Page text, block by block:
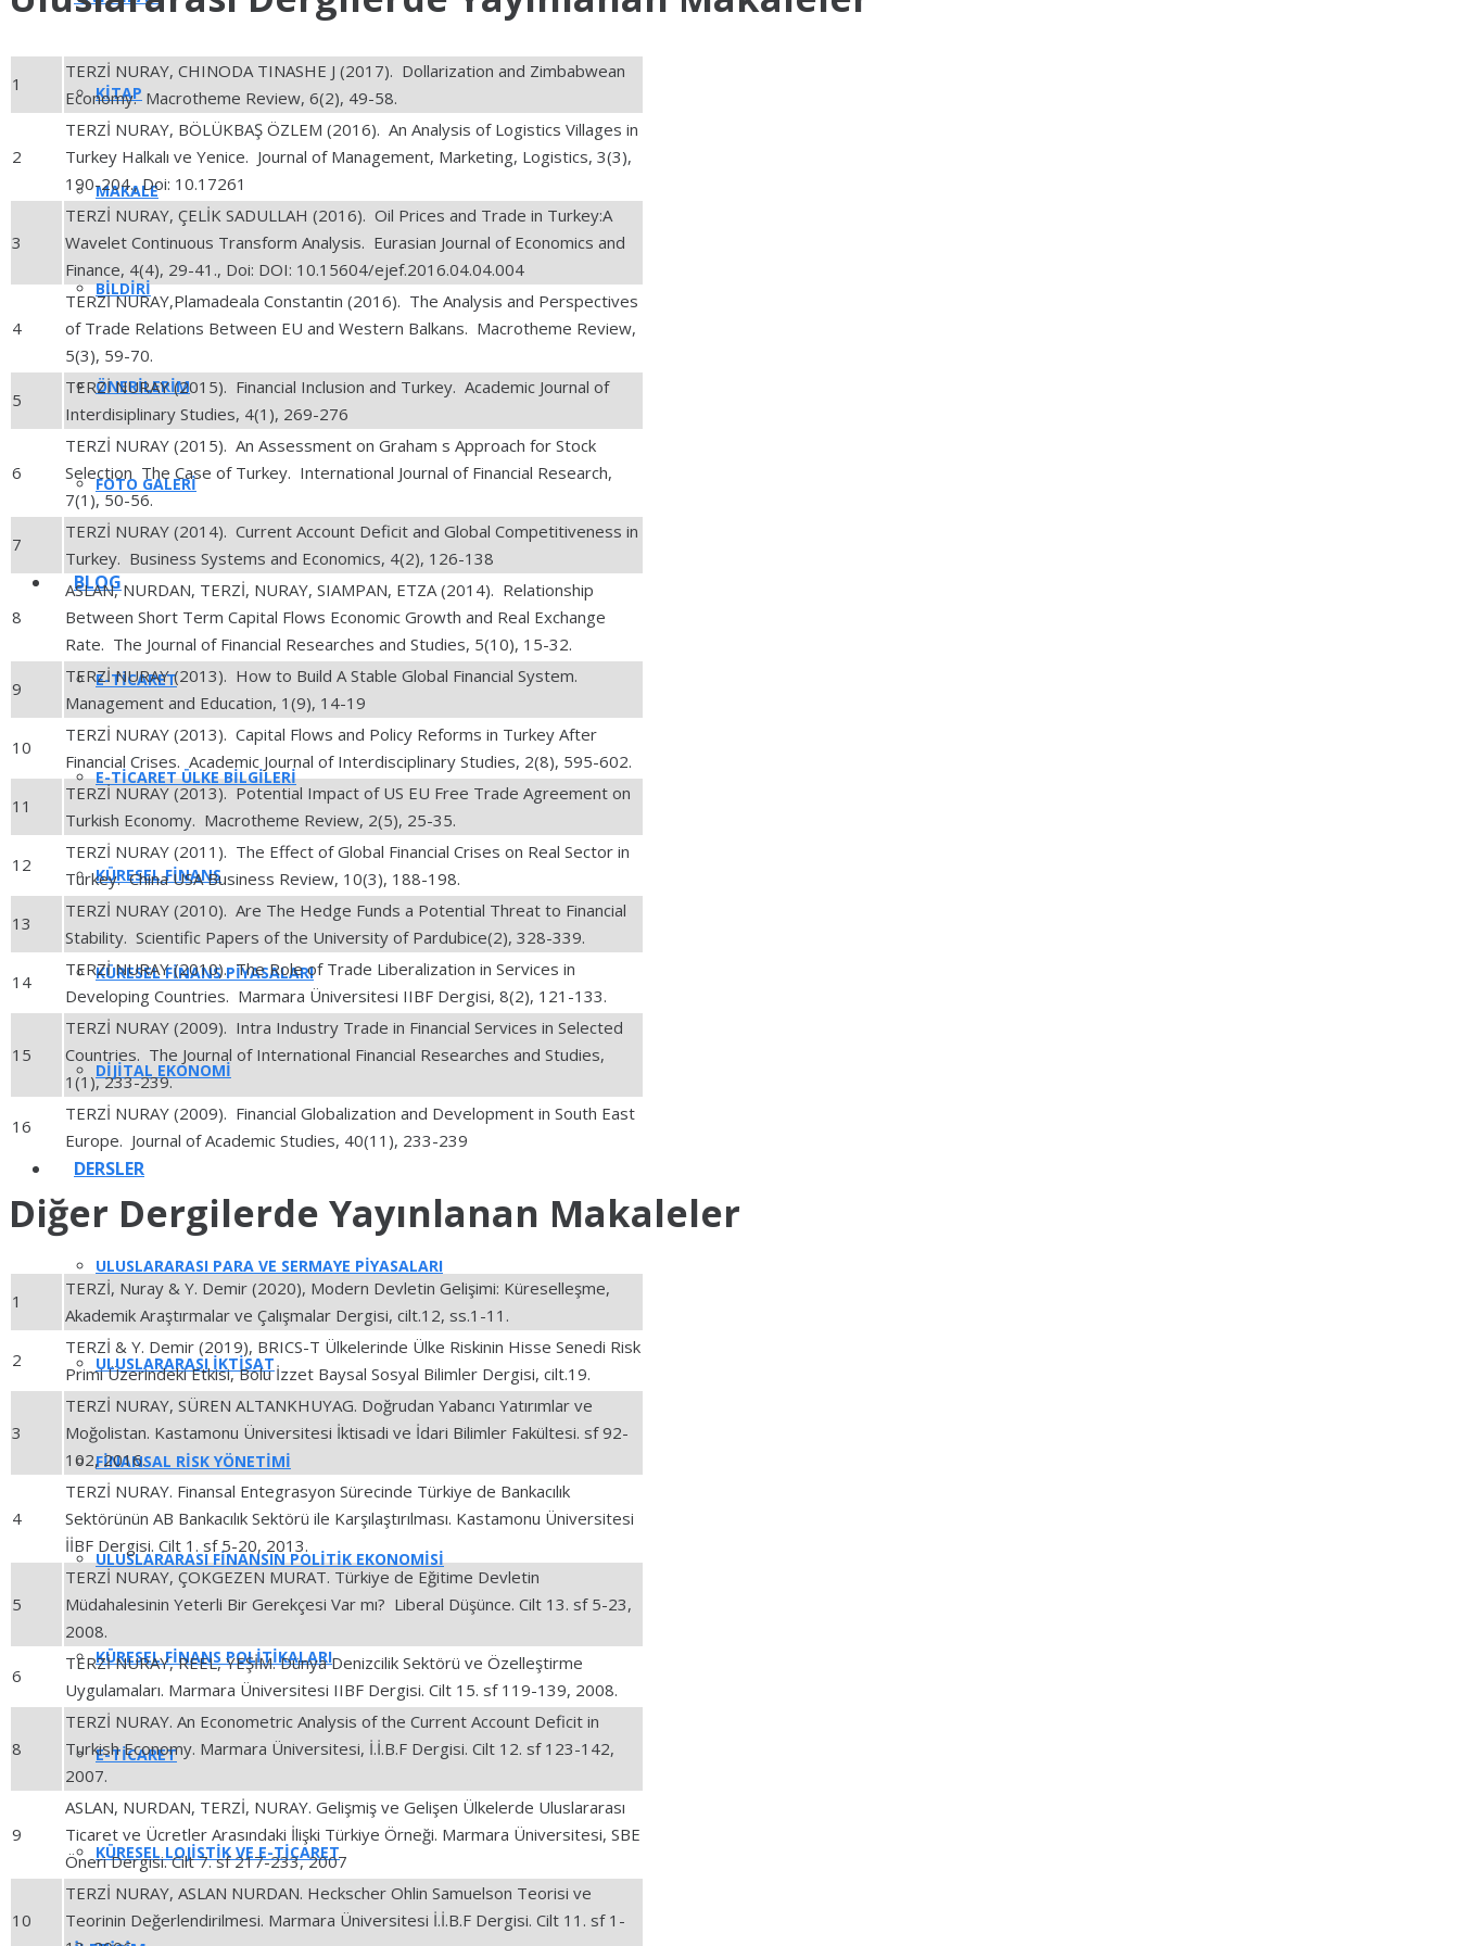
KITAP
MAKALE
BILDIRI
ÖNERILERIM
FOTO GALERI
BLOG
E-TICARET
E-TICARET ÜLKE BILGILERI
KÜRESEL FINANS
KÜRESEL FINANS PIYASALARI
DIJITAL EKONOMI
DERSLER
ULUSLARARASI PARA VE SERMAYE PİYASALARI
ULUSLARARASI İKTİSAT
FİNANSAL RİSK YÖNETİMİ
ULUSLARARASI FİNANSIN POLİTİK EKONOMİSİ
KÜRESEL FİNANS POLİTİKALARI
E-TİCARET
KÜRESEL LOJİSTİK VE E-TİCARET
1
TERZİ NURAY, CHINODA TINASHE J (2017). Dollarization and Zimbabwean
Economy. Macrotheme Review, 6(2), 49-58.
2
TERZİ NURAY, BÖLÜKBAŞ ÖZLEM (2016). An Analysis of Logistics Villages in
Turkey Halkalı ve Yenice. Journal of Management, Marketing, Logistics, 3(3),
190-204., Doi: 10.17261
3
TERZİ NURAY, ÇELİK SADULLAH (2016). Oil Prices and Trade in Turkey:A
Wavelet Continuous Transform Analysis. Eurasian Journal of Economics and
Finance, 4(4), 29-41., Doi: DOI: 10.15604/ejef.2016.04.04.004
4
TERZİ NURAY,Plamadeala Constantin (2016). The Analysis and Perspectives
of Trade Relations Between EU and Western Balkans. Macrotheme Review,
5(3), 59-70.
5
TERZİ NURAY (2015). Financial Inclusion and Turkey. Academic Journal of
Interdisiplinary Studies, 4(1), 269-276
6
TERZİ NURAY (2015). An Assessment on Graham s Approach for Stock
Selection The Case of Turkey. International Journal of Financial Research,
7(1), 50-56.
7
TERZİ NURAY (2014). Current Account Deficit and Global Competitiveness in
Turkey. Business Systems and Economics, 4(2), 126-138
8
ASLAN, NURDAN, TERZİ, NURAY, SIAMPAN, ETZA (2014). Relationship
Between Short Term Capital Flows Economic Growth and Real Exchange
Rate. The Journal of Financial Researches and Studies, 5(10), 15-32.
9
TERZİ NURAY (2013). How to Build A Stable Global Financial System.
Management and Education, 1(9), 14-19
10
TERZİ NURAY (2013). Capital Flows and Policy Reforms in Turkey After
Financial Crises. Academic Journal of Interdisciplinary Studies, 2(8), 595-602.
11
TERZİ NURAY (2013). Potential Impact of US EU Free Trade Agreement on
Turkish Economy. Macrotheme Review, 2(5), 25-35.
12
TERZİ NURAY (2011). The Effect of Global Financial Crises on Real Sector in
Turkey. China USA Business Review, 10(3), 188-198.
13
TERZİ NURAY (2010). Are The Hedge Funds a Potential Threat to Financial
Stability. Scientific Papers of the University of Pardubice(2), 328-339.
14
TERZİ NURAY (2010). The Role of Trade Liberalization in Services in
Developing Countries. Marmara Üniversitesi IIBF Dergisi, 8(2), 121-133.
15
TERZİ NURAY (2009). Intra Industry Trade in Financial Services in Selected
Countries. The Journal of International Financial Researches and Studies,
1(1), 233-239.
16
TERZİ NURAY (2009). Financial Globalization and Development in South East
Europe. Journal of Academic Studies, 40(11), 233-239
Diğer Dergilerde Yayınlanan Makaleler
1
TERZİ, Nuray & Y. Demir (2020), Modern Devletin Gelişimi: Küreselleşme,
Akademik Araştırmalar ve Çalışmalar Dergisi, cilt.12, ss.1-11.
2
TERZİ & Y. Demir (2019), BRICS-T Ülkelerinde Ülke Riskinin Hisse Senedi Risk
Primi Üzerindeki Etkisi, Bolu İzzet Baysal Sosyal Bilimler Dergisi, cilt.19.
3
TERZİ NURAY, SÜREN ALTANKHUYAG. Doğrudan Yabancı Yatırımlar ve
Moğolistan. Kastamonu Üniversitesi İktisadi ve İdari Bilimler Fakültesi. sf 92-
102, 2016.
4
TERZİ NURAY. Finansal Entegrasyon Sürecinde Türkiye de Bankacılık
Sektörünün AB Bankacılık Sektörü ile Karşılaştırılması. Kastamonu Üniversitesi
İİBF Dergisi. Cilt 1. sf 5-20, 2013.
5
TERZİ NURAY, ÇOKGEZEN MURAT. Türkiye de Eğitime Devletin
Müdahalesinin Yeterli Bir Gerekçesi Var mı? Liberal Düşünce. Cilt 13. sf 5-23,
2008.
6
TERZİ NURAY, REEL, YEŞİM. Dünya Denizcilik Sektörü ve Özelleştirme
Uygulamaları. Marmara Üniversitesi IIBF Dergisi. Cilt 15. sf 119-139, 2008.
8
TERZİ NURAY. An Econometric Analysis of the Current Account Deficit in
Turkish Economy. Marmara Üniversitesi, İ.İ.B.F Dergisi. Cilt 12. sf 123-142,
2007.
9
ASLAN, NURDAN, TERZİ, NURAY. Gelişmiş ve Gelişen Ülkelerde Uluslararası
Ticaret ve Ücretler Arasındaki İlişki Türkiye Örneği. Marmara Üniversitesi, SBE
Öneri Dergisi. Cilt 7. sf 217-233, 2007
10
TERZİ NURAY, ASLAN NURDAN. Heckscher Ohlin Samuelson Teorisi ve
Teorinin Değerlendirilmesi. Marmara Üniversitesi İ.İ.B.F Dergisi. Cilt 11. sf 1-